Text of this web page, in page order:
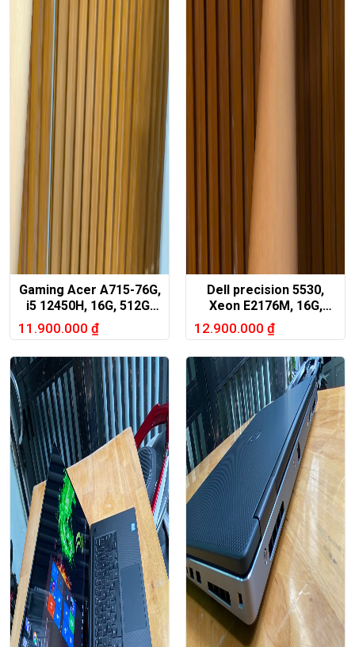
Gaming Acer A715-76G,
i5 12450H, 16G, 512G,
GTX1650, 15.6in FHD
144hz
11.900.000 ₫
Dell precision 5530,
Xeon E2176M, 16G,
512G, vga P1000, Full
HD 1080
12.900.000 ₫